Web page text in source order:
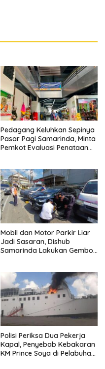
Pedagang Keluhkan Sepinya
Pasar Pagi Samarinda, Minta
Pemkot Evaluasi Penataan
Mobil dan Motor Parkir Liar
Jadi Sasaran, Dishub
Samarinda Lakukan Gembok
Polisi Periksa Dua Pekerja
Kapal, Penyebab Kebakaran
KM Prince Soya di Pelabuhan